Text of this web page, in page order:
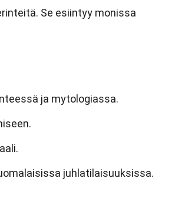
Se esiintyy monissa
ja mytologiassa.
juhlatilaisuuksissa.